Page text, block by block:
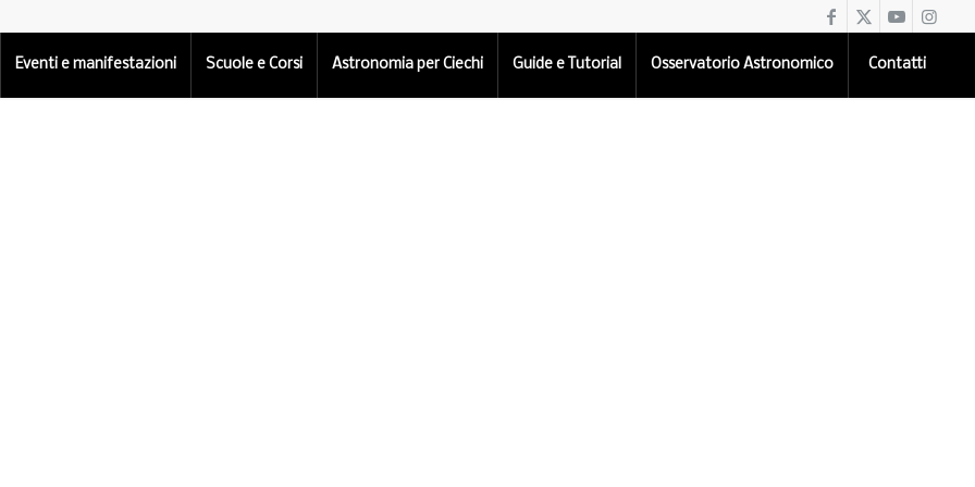
Eventi e manifestazioni Scuole e Corsi Astronomia per Ciechi Guide e Tutorial Osservatorio Astronomico Contatti